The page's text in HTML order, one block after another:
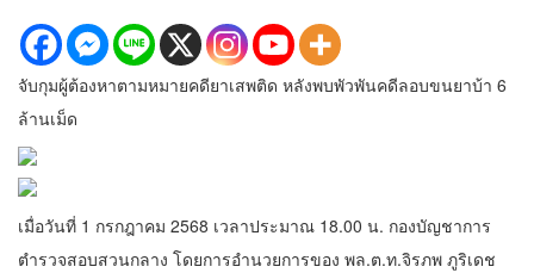
จับกุมผู้ต้องหาตามหมายคดียาเสพติด หลังพบพัวพันคดีลอบขนยาบ้า 6
ล้านเม็ด
เมื่อวันที่ 1 กรกฎาคม 2568 เวลาประมาณ 18.00 น. กองบัญชาการ
ตำรวจสอบสวนกลาง โดยการอำนวยการของ พล.ต.ท.จิรภพ ภูริเดช